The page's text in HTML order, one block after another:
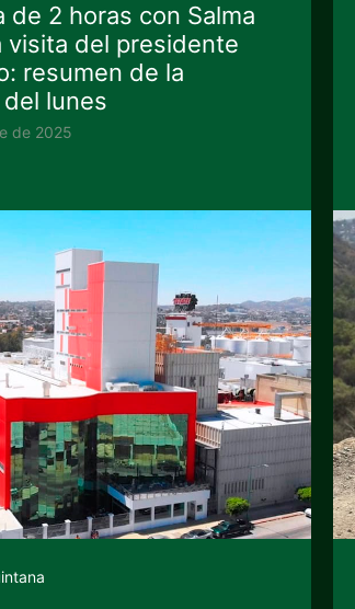
de 2 horas con Salma
visita del presidente
resumen de la
lunes
de 2025